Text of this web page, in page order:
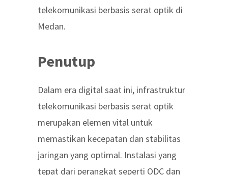
telekomunikasi berbasis serat optik di
Medan.
Penutup
Dalam era digital saat ini, infrastruktur
telekomunikasi berbasis serat optik
merupakan elemen vital untuk
memastikan kecepatan dan stabilitas
jaringan yang optimal. Instalasi yang
tepat dari perangkat seperti ODC dan